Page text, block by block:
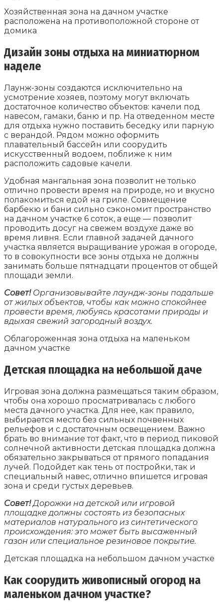
Хозяйственная зона на дачном участке
расположена на противоположной стороне от
домика
Дизайн зоны отдыха на миниатюрном
наделе
Лаунж-зоны создаются исключительно на
усмотрение хозяев, поэтому могут включать
достаточное количество объектов: качели под
навесом, гамаки, баню и пр. На отведенном месте
для отдыха нужно поставить беседку или парную
с верандой. Рядом можно оформить
плавательный бассейн или соорудить
искусственный водоем, поближе к ним
расположить садовые качели.
Удобная мангальная зона позволит не только
отлично провести время на природе, но и вкусно
полакомиться едой на гриле. Совмещение
барбекю и бани сильно сэкономит пространство
на дачном участке 6 соток, а еще — позволит
проводить досуг на свежем воздухе даже во
время ливня. Если главной задачей дачного
участка является выращивание урожая в огороде,
то в совокупности все зоны отдыха не должны
занимать больше пятнадцати процентов от общей
площади земли.
Совет! Организовывайте лаундж-зоны подальше
от жилых объектов, чтобы как можно спокойнее
провести время, любуясь красотами природы и
вдыхая свежий загородный воздух.
Облагороженная зона отдыха на маленьком
дачном участке
Детская площадка на небольшой даче
Игровая зона должна размещаться таким образом,
чтобы она хорошо просматривалась с любого
места дачного участка. Для нее, как правило,
выбирается место без сильных почвенных
рельефов и с достаточным освещением. Важно
брать во внимание тот факт, что в период пиковой
солнечной активности детская площадка должна
обязательно закрываться от прямого попадания
лучей. Подойдет как тень от постройки, так и
специальный навес, отлично впишется игровая
зона и среди густых деревьев.
Совет! Дорожки на детской или игровой
площадке должны состоять из безопасных
материалов натурального из синтетического
происхождения: это может быть высаженный
газон или специальное резиновое покрытие.
Детская площадка на небольшом дачном участке
Как соорудить живописный огород на
маленьком дачном участке?